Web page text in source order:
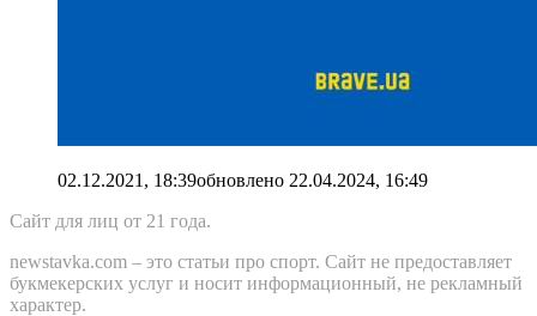
02.12.2021, 18:39обновлено 22.04.2024, 16:49
Сайт для лиц от 21 года.
newstavka.com – это статьи про спорт. Сайт не предоставляет
букмекерских услуг и носит информационный, не рекламный
характер.